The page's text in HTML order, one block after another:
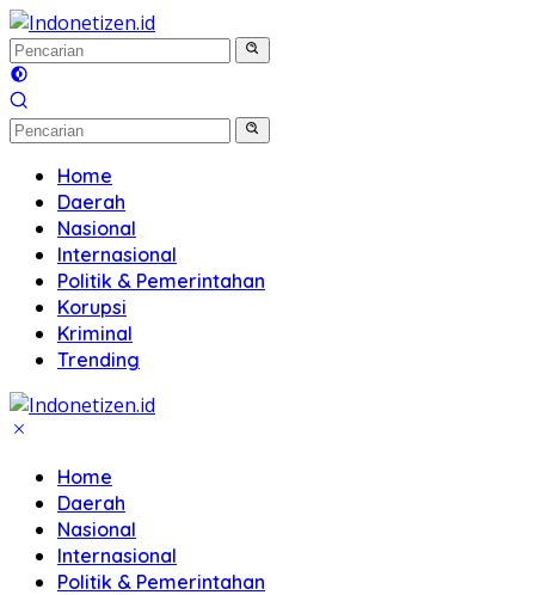
Langsung
ke
konten
Home
Daerah
Nasional
Internasional
Politik & Pemerintahan
Korupsi
Kriminal
Trending
Home
Daerah
Nasional
Internasional
Politik & Pemerintahan